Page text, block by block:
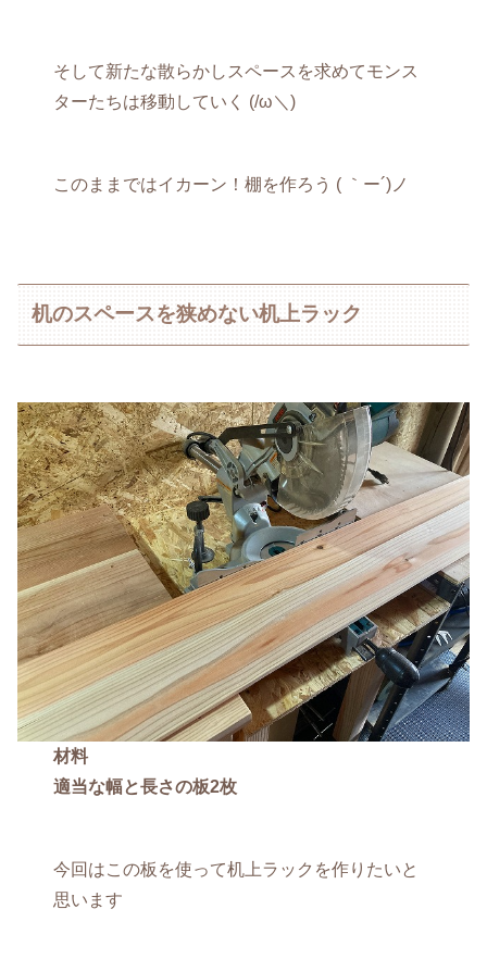
そして新たな散らかしスペースを求めてモンス
ターたちは移動していく (/ω＼)
このままではイカーン！棚を作ろう ( ｀ー´)ノ
机のスペースを狭めない机上ラック
材料
適当な幅と長さの板2枚
今回はこの板を使って机上ラックを作りたいと
思います